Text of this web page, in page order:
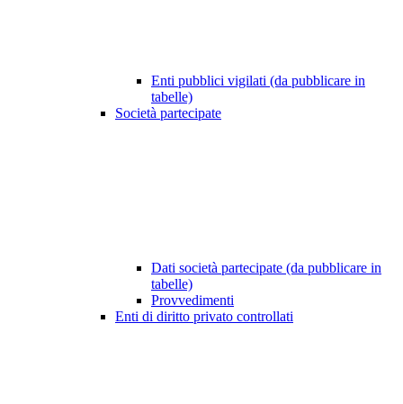
Enti pubblici vigilati (da pubblicare in
tabelle)
Società partecipate
Dati società partecipate (da pubblicare in
tabelle)
Provvedimenti
Enti di diritto privato controllati